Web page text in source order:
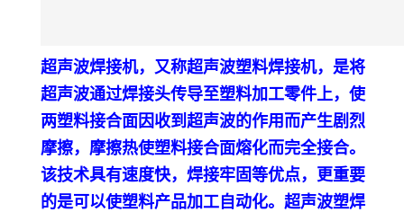
超声波焊接机，又称超声波塑料焊接机，是将
超声波通过焊接头传导至塑料加工零件上，使
两塑料接合面因收到超声波的作用而产生剧烈
摩擦，摩擦热使塑料接合面熔化而完全接合。
该技术具有速度快，焊接牢固等优点，更重要
的是可以使塑料产品加工自动化。超声波塑焊